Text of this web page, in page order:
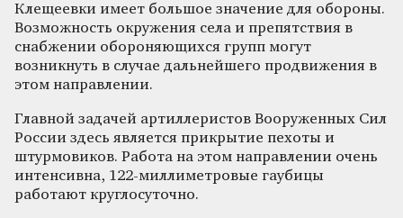
Клещеевки имеет большое значение для обороны.
Возможность окружения села и препятствия в
снабжении обороняющихся групп могут
возникнуть в случае дальнейшего продвижения в
этом направлении.
Главной задачей артиллеристов Вооруженных Сил
России здесь является прикрытие пехоты и
штурмовиков. Работа на этом направлении очень
интенсивна, 122-миллиметровые гаубицы
работают круглосуточно.